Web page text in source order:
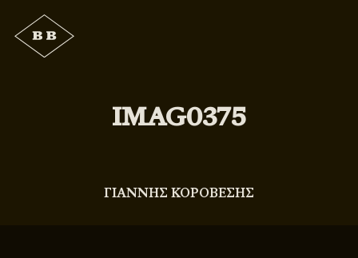
IMAG0375
ΓΙΑΝΝΗΣ ΚΟΡΟΒΕΣΗΣ